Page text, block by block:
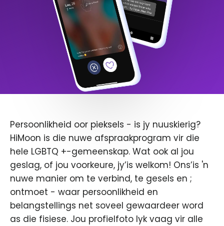
Persoonlikheid oor pieksels - is jy nuuskierig?
HiMoon is die nuwe afspraakprogram vir die
hele LGBTQ +-gemeenskap. Wat ook al jou
geslag, of jou voorkeure, jy’is welkom! Ons’is 'n
nuwe manier om te verbind, te gesels en ;
ontmoet - waar persoonlikheid en
belangstellings net soveel gewaardeer word
as die fisiese. Jou profielfoto lyk vaag vir alle